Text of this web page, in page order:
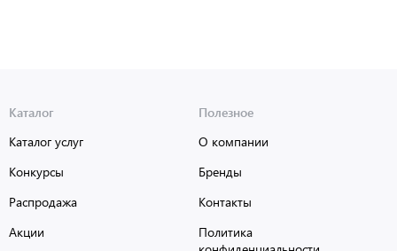
Каталог
Каталог услуг
Конкурсы
Распродажа
Акции
Полезное
О компании
Бренды
Контакты
Политика